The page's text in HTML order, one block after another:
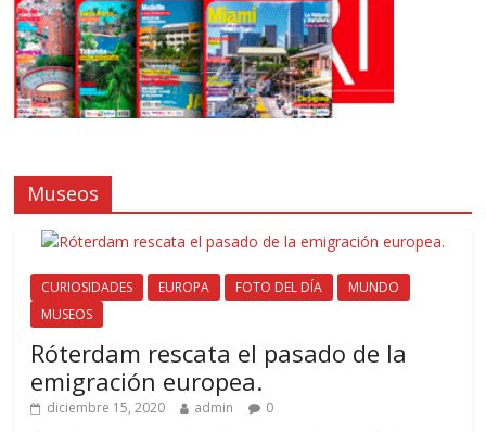
Museos
CURIOSIDADES EUROPA FOTO DEL DÍA
MUNDO
MUSEOS
Róterdam rescata el pasado de la
emigración europea.
diciembre 15, 2020 admin 0